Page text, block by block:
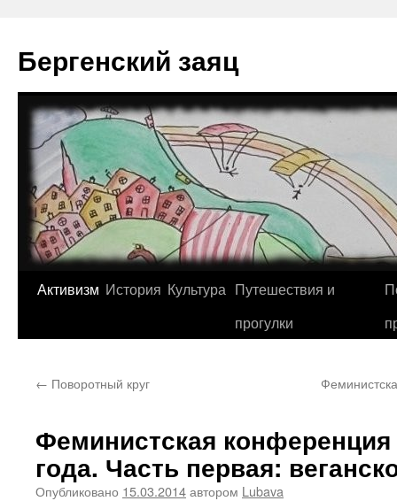
содержимому
Бергенский заяц
Активизм История Культура Путешествия и
прогулки
← Поворотный круг
Феминистская конференция
года. Часть первая:
Опубликовано 15.03.2014автором Lubava